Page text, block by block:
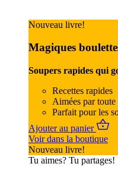
Nouveau livre!
Magiques
Soupers rapides qui
Recettes rapides
Aimées par
Parfait pour les
Ajouter au panier
Voir dans la boutique
Nouveau livre!
Tu aimes? Tu partages!